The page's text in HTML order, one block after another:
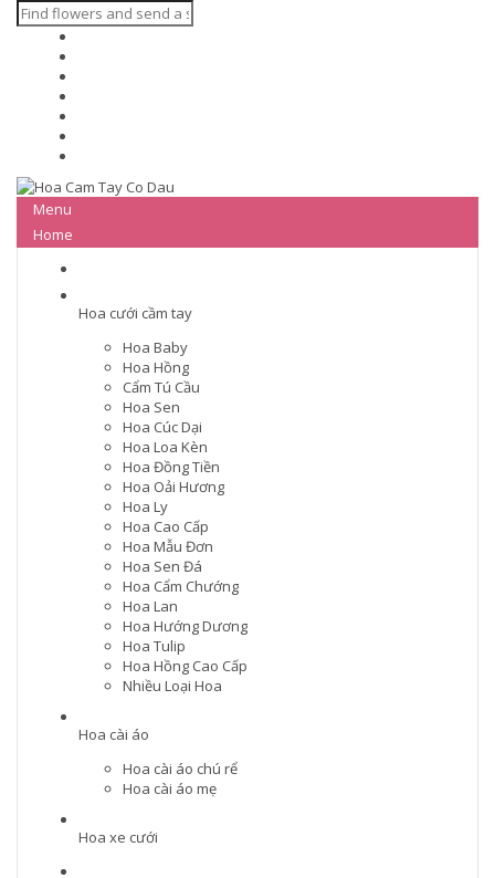
Menu
Home
Hoa cưới cầm tay
Hoa Baby
Hoa Hồng
Cẩm Tú Cầu
Hoa Sen
Hoa Cúc Dại
Hoa Loa Kèn
Hoa Đồng Tiền
Hoa Oải Hương
Hoa Ly
Hoa Cao Cấp
Hoa Mẫu Đơn
Hoa Sen Đá
Hoa Cẩm Chướng
Hoa Lan
Hoa Hướng Dương
Hoa Tulip
Hoa Hồng Cao Cấp
Nhiều Loại Hoa
Hoa cài áo
Hoa cài áo chú rể
Hoa cài áo mẹ
Hoa xe cưới